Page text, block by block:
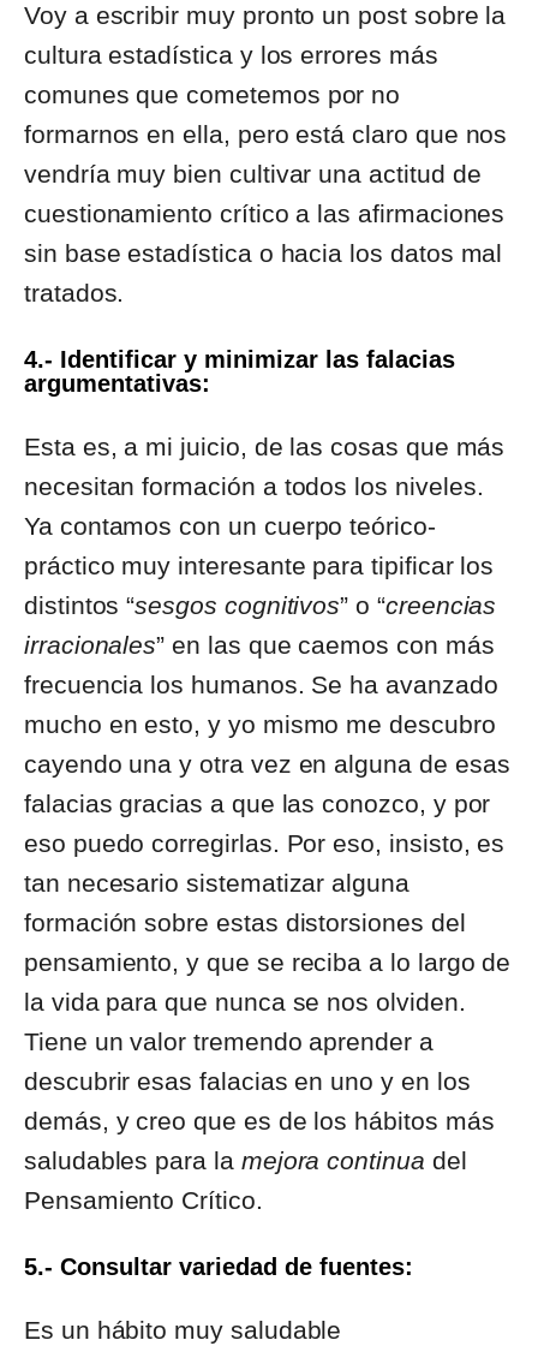
Voy a escribir muy pronto un post sobre la
cultura estadística y los errores más
comunes que cometemos por no
formarnos en ella, pero está claro que nos
vendría muy bien cultivar una actitud de
cuestionamiento crítico a las afirmaciones
sin base estadística o hacia los datos mal
tratados.
4.- Identificar y minimizar las falacias
argumentativas:
Esta es, a mi juicio, de las cosas que más
necesitan formación a todos los niveles.
Ya contamos con un cuerpo teórico-
práctico muy interesante para tipificar los
distintos “sesgos cognitivos” o “creencias
irracionales” en las que caemos con más
frecuencia los humanos. Se ha avanzado
mucho en esto, y yo mismo me descubro
cayendo una y otra vez en alguna de esas
falacias gracias a que las conozco, y por
eso puedo corregirlas. Por eso, insisto, es
tan necesario sistematizar alguna
formación sobre estas distorsiones del
pensamiento, y que se reciba a lo largo de
la vida para que nunca se nos olviden.
Tiene un valor tremendo aprender a
descubrir esas falacias en uno y en los
demás, y creo que es de los hábitos más
saludables para la mejora continua del
Pensamiento Crítico.
5.- Consultar variedad de fuentes:
Es un hábito muy saludable